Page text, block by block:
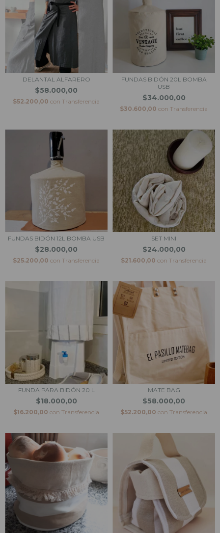
DELANTAL ALFARERO
$58.000,00
$52.200,00 con Transferencia
FUNDAS BIDÓN 20L BOMBA
USB
$34.000,00
$30.600,00 con Transferencia
FUNDAS BIDÓN 12L BOMBA USB
$28.000,00
$25.200,00 con Transferencia
SET MINI
$24.000,00
$21.600,00 con Transferencia
FUNDA PARA BIDÓN 20 L
$18.000,00
$16.200,00 con Transferencia
MATE BAG
$58.000,00
$52.200,00 con Transferencia